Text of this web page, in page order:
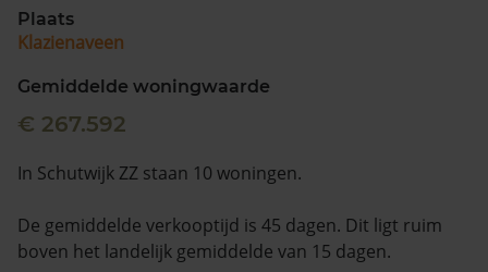
Plaats
Klazienaveen
Gemiddelde woningwaarde
€ 267.592
In Schutwijk ZZ staan 10 woningen.
De gemiddelde verkooptijd is 45 dagen. Dit ligt ruim
boven het landelijk gemiddelde van 15 dagen.